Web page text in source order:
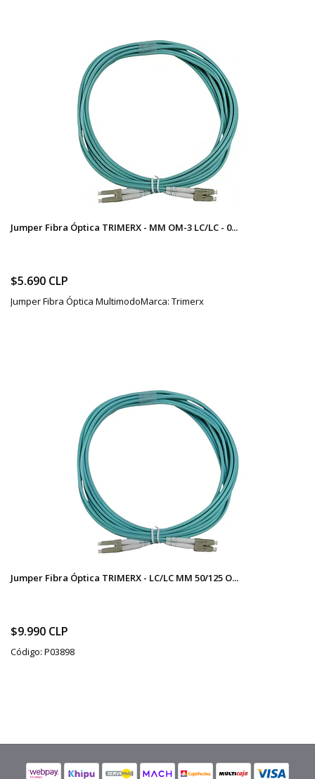
Jumper Fibra Óptica TRIMERX - MM OM-3 LC/LC - 0...
$5.690 CLP
Jumper Fibra Óptica MultimodoMarca: Trimerx
Jumper Fibra Óptica TRIMERX - LC/LC MM 50/125 O...
$9.990 CLP
Código: P03898